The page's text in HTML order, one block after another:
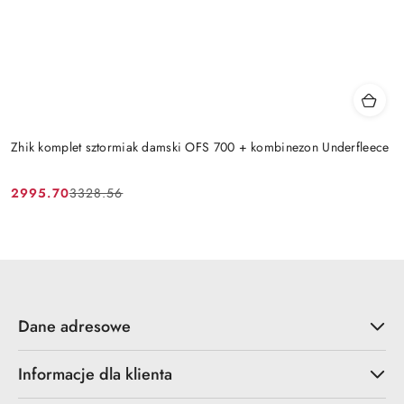
Zhik komplet sztormiak damski OFS 700 + kombinezon Underfleece
Cena
2995.70
Cena
3328.56
Dane adresowe
Informacje dla klienta